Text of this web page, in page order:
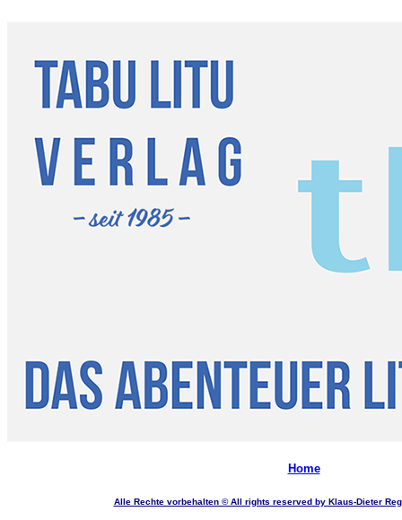
Home
Alle Rechte vorbehalten © All rights reserved by Klaus-Dieter